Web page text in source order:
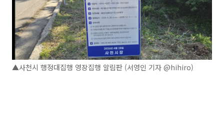
▲사천시 행정대집행 영장집행 알림판 (서영인 기자 @hihiro)